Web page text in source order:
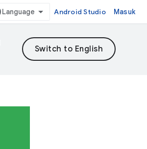
Android Studio Masuk